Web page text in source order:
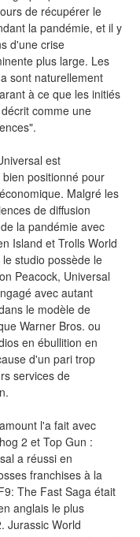
de récupérer le
la pandémie, et il y
d'une crise
plus large. Les
sont naturellement
à ce que les initiés
comme une
est
positionné pour
Malgré les
de diffusion
la pandémie avec
Island et Trolls World
studio possède le
Peacock, Universal
avec autant
le modèle de
Warner Bros. ou
en ébullition en
d'un pari trop
services de
l'a fait avec
2 et Top Gun :
a réussi en
franchises à la
The Fast Saga était
anglais le plus
Jurassic World